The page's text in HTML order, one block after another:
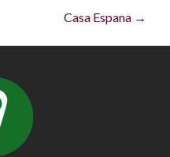
Casa Espana →